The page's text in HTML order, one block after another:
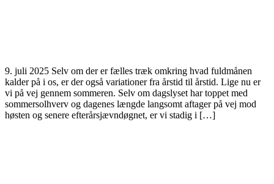
9. juli 2025 Selv om der er fælles træk omkring hvad fuldmånen
kalder på i os, er der også variationer fra årstid til årstid. Lige nu er
vi på vej gennem sommeren. Selv om dagslyset har toppet med
sommersolhverv og dagenes længde langsomt aftager på vej mod
høsten og senere efterårsjævndøgnet, er vi stadig i […]